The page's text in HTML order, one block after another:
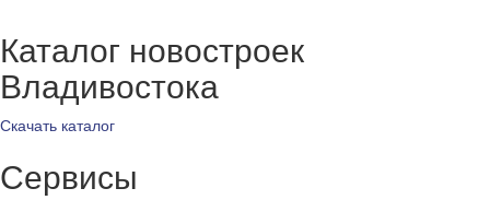
Каталог новостроек
Владивостока
Скачать каталог
Сервисы